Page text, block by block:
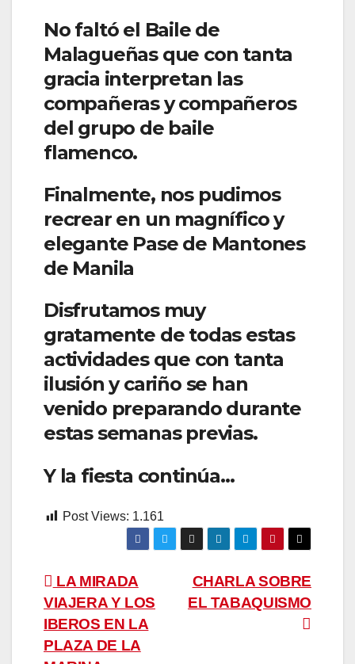
No faltó el Baile de
Malagueñas que con tanta
gracia interpretan las
compañeras y compañeros
del grupo de baile
flamenco.
Finalmente, nos pudimos
recrear en un magnífico y
elegante Pase de Mantones
de Manila
Disfrutamos muy
gratamente de todas estas
actividades que con tanta
ilusión y cariño se han
venido preparando durante
estas semanas previas.
Y la fiesta continúa…
Post Views: 1.161
Navegación
de
entradas
CHARLA SOBRE
EL TABAQUISMO
LA MIRADA
VIAJERA Y LOS
IBEROS EN LA
PLAZA DE LA